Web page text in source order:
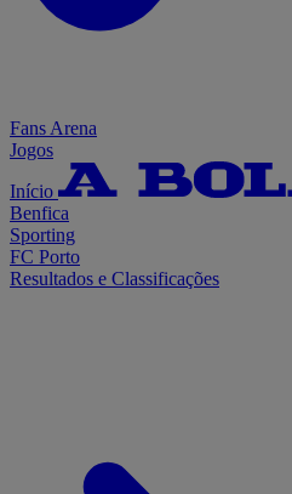
Fans Arena
Jogos
Início
Benfica
Sporting
FC Porto
Resultados e Classificações